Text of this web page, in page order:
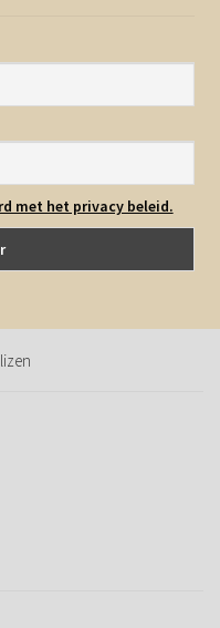
met het privacy beleid.